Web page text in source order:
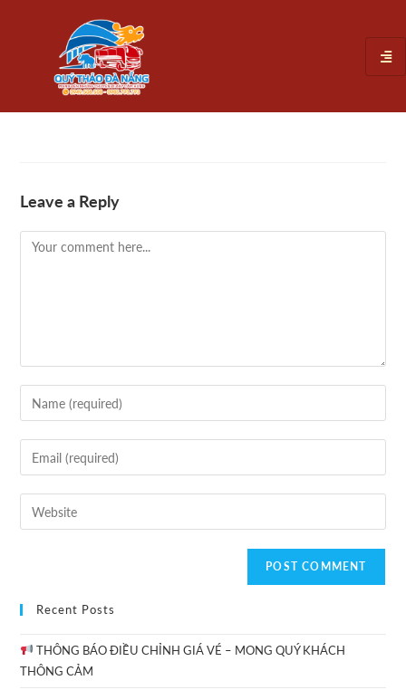
Leave a Reply
Recent Posts
THÔNG BÁO ĐIỀU CHỈNH GIÁ VÉ – MONG QUÝ KHÁCH
THÔNG CẢM